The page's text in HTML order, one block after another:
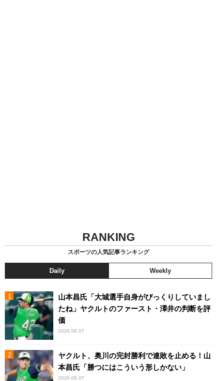
RANKING
スポーツの人気記事ランキング
Daily Weekly
山本昌氏「大城選手自身がびっくりしていまし
たね」ヤクルトのファースト・澤井の判断を評
価
2026.08.07
ヤクルト、奥川の完封勝利で連敗を止める！山
本昌氏「勝つにはこういう形しかない」
2026.08.07